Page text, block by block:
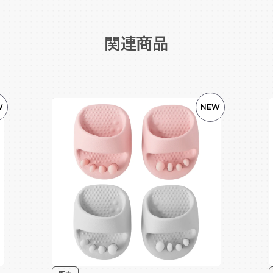
関連商品
NEW